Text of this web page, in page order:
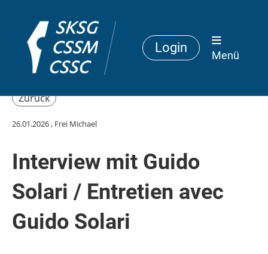
Login
Menü
Zurück
26.01.2026, Frei Michael
Interview mit Guido
Solari / Entretien avec
Guido Solari